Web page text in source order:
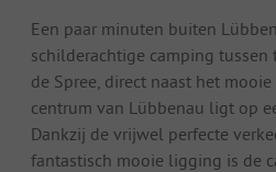
Een paar minuten buiten
schilderachtige camping
de Spree, direct naast het
centrum van Lübbenau ligt op
Dankzij de vrijwel perfecte
fantastisch mooie ligging is de